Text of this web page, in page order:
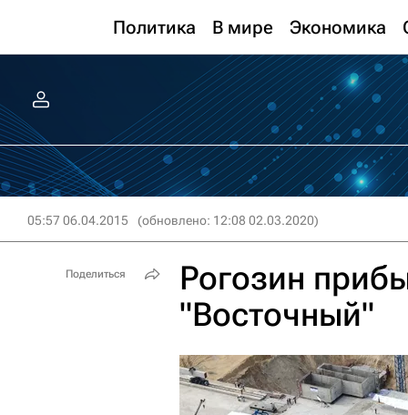
Политика В мире Экономика
05:57 06.04.2015 (обновлено: 12:08 02.03.2020)
Рогозин
"Восточный"
Поделиться